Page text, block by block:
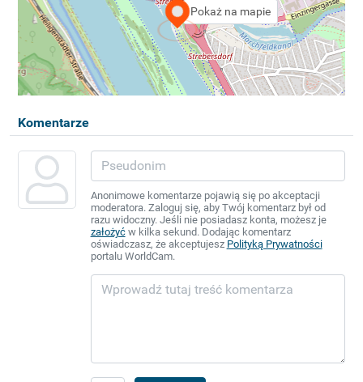
Pokaż na mapie
Komentarze
Anonimowe komentarze pojawią się po akceptacji
moderatora. Zaloguj się, aby Twój komentarz był od
razu widoczny. Jeśli nie posiadasz konta, możesz je
założyćw kilka sekund. Dodając komentarz
oświadczasz, że akceptujesz Polityką Prywatności
portalu WorldCam.